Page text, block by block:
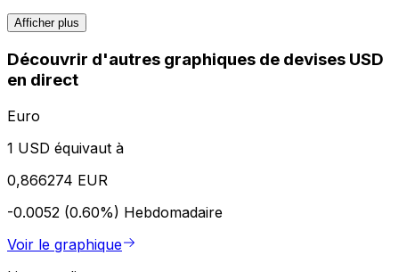
Afficher plus
Découvrir d'autres graphiques de devises USD
en direct
Euro
1 USD équivaut à
0,866274 EUR
-0.0052 (0.60%) Hebdomadaire
Voir le graphique